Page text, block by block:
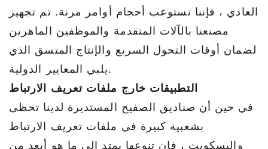
العادي ، فإننا نستوعب أحجام أوامر مرنة. تم تجهيز
مصنعنا بالآلات المتقدمة والموظفين الماهرين
لضمان أوقات التحول السريع والإنتاج المتسق الذي
يلبي المعايير الدولية.
التطبيقات خارج ملفات تعريف الارتباط
في حين أن صناديق الصفيح المستديرة لدينا تحظى
بشعبية كبيرة في ملفات تعريف الارتباط
والبسكويت ، فإن تنوعها يمتد إلى ما هو أبعد من